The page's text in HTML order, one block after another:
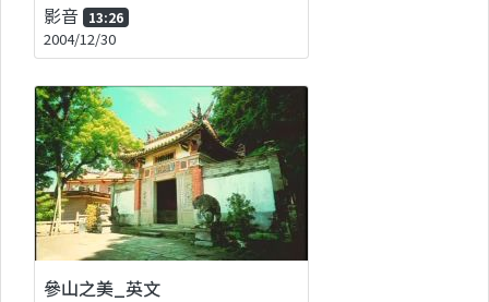
影音 13:26
2004/12/30
參山之美_英文